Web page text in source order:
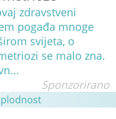
zdravstveni
pogađa mnoge
svijeta, o
se malo zna.
Sponzorirano